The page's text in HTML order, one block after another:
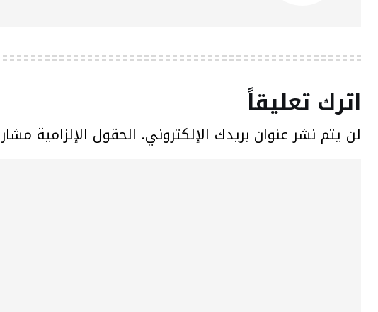
اترك تعليقاً
لن يتم نشر عنوان بريدك الإلكتروني. الحقول الإلزامية